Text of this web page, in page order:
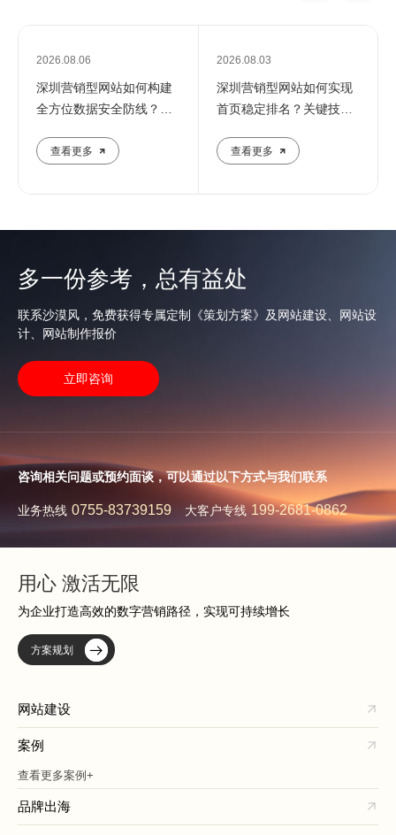
2026.08.06
深圳营销型网站如何构建
全方位数据安全防线？专
查看更多
2026.08.03
深圳营销型网站如何实现
首页稳定排名？关键技巧
查看更多
多一份参考，总有益处
联系沙漠风，免费获得专属定制《策划方案》及网站建设、网站设
计、网站制作报价
立即咨询
咨询相关问题或预约面谈，可以通过以下方式与我们联系
业务热线 0755-83739159 大客户专线 199-2681-0862
用心 激活无限
为企业打造高效的数字营销路径，实现可持续增长
方案规划
网站建设
案例
查看更多案例+
品牌出海